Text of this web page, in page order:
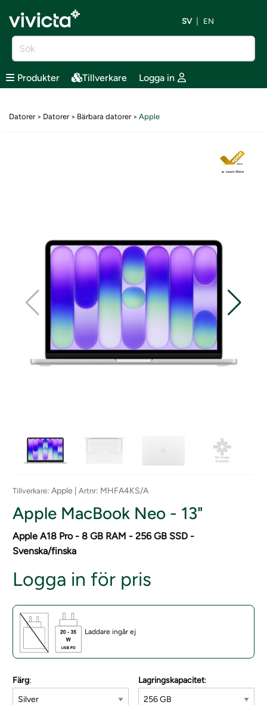
SV EN
Produkter Tillverkare Logga in
Datorer> Datorer> Bärbara datorer> Apple
Tillverkare: Apple | Artnr: MHFA4KS/A
Apple MacBook Neo - 13"
Apple A18 Pro - 8 GB RAM - 256 GB SSD -
Svenska/finska
Logga in för pris
Laddare ingår ej
Färg: Lagringskapacitet: